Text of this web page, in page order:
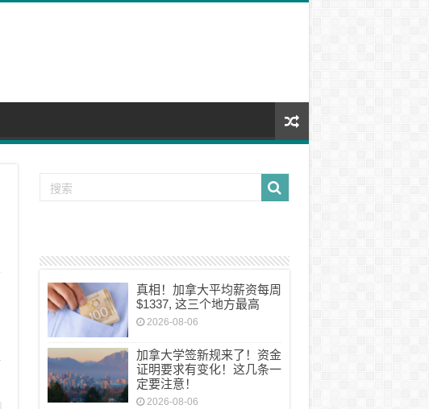
真相！加拿大平均薪资每周
$1337, 这三个地方最高
2026-08-06
加拿大学签新规来了！资金
证明要求有变化！这几条一
定要注意！
2026-08-06